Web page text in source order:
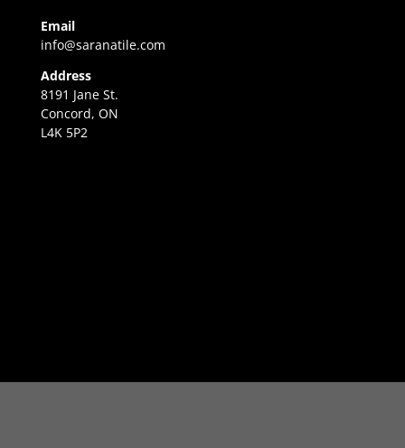
Email
info@saranatile.com
Address
8191 Jane St.
Concord, ON
L4K 5P2